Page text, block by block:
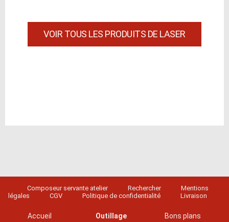
VOIR TOUS LES PRODUITS DE LASER
Composeur servante atelier Rechercher
Mentions
légales
CGV Politique de confidentialité Livraison
Accueil Outillage Bons plans